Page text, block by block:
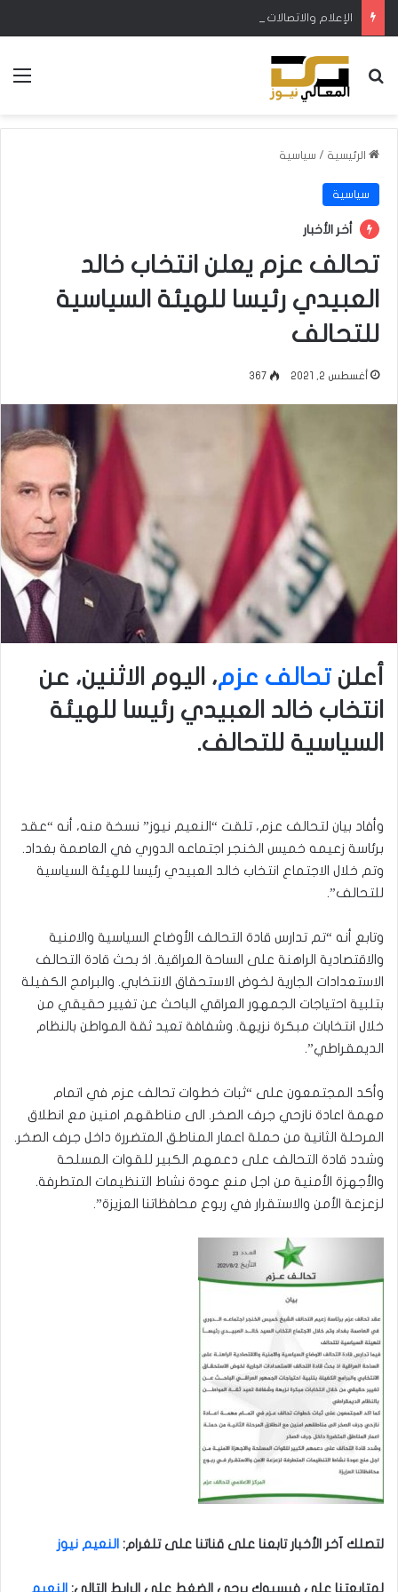
الإعلام والاتصالات: لا يوجد وكيل رسمي لـ”ستارلنك” في العراق
بحث عن
الرئيسية / سياسية
سياسية
أخر الأخبار
تحالف عزم يعلن انتخاب خالد
العبيدي رئيسا للهيئة السياسية
للتحالف
أغسطس 2, 2021 367
أعلنتحالف عزم، اليوم الاثنين، عن
انتخاب خالد العبيدي رئيسا للهيئة
السياسية للتحالف.
وأفاد بيان لتحالف عزم، تلقت “النعيم نيوز” نسخة منه، أنه “عقد
برئاسة زعيمه خميس الخنجر اجتماعه الدوري في العاصمة بغداد.
وتم خلال الاجتماع انتخاب خالد العبيدي رئيسا للهيئة السياسية
للتحالف”.
وتابع أنه “تم تدارس قادة التحالف الأوضاع السياسية والامنية
والاقتصادية الراهنة على الساحة العراقية. اذ بحث قادة التحالف
الاستعدادات الجارية لخوض الاستحقاق الانتخابي. والبرامج الكفيلة
بتلبية احتياجات الجمهور العراقي الباحث عن تغيير حقيقي من
خلال انتخابات مبكرة نزيهة. وشفافة تعيد ثقة المواطن بالنظام
الديمقراطي”.
وأكد المجتمعون على “ثبات خطوات تحالف عزم في اتمام
مهمة اعادة نازحي جرف الصخر. الى مناطقهم امنين مع انطلاق
المرحلة الثانية من حملة اعمار المناطق المتضررة داخل جرف الصخر.
وشدد قادة التحالف على دعمهم الكبير للقوات المسلحة
والأجهزة الأمنية من اجل منع عودة نشاط التنظيمات المتطرفة.
لزعزعة الأمن والاستقرار في ربوع محافظاتنا العزيزة”.
لتصلك آخر الأخبار تابعنا على قناتنا على تلغرام: النعيم نيوز
لمتابعتنا على فيسبوك يرجى الضغط على الرابط التالي: النعيم